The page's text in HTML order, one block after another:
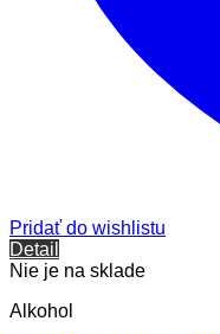
Pridať do wishlistu
Detail
Nie je na sklade
Alkohol